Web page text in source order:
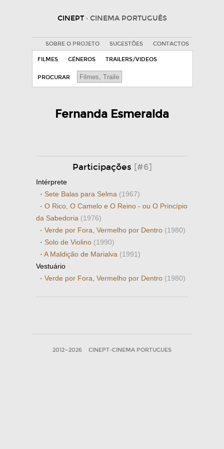
CINEPT · CINEMA PORTUGUÊS
SOBRE O PROJETO SUGESTÕES CONTACTOS
FILMES GÉNEROS TRAILERS/VIDEOS
PROCURAR
Fernanda Esmeralda
Participações [#6]
Intérprete
· Sete Balas para Selma (1967)
· O Rico, O Camelo e O Reino - ou O Princípio
da Sabedoria (1976)
· Verde por Fora, Vermelho por Dentro (1980)
· Solo de Violino (1990)
· A Maldição de Marialva (1991)
Vestuário
· Verde por Fora, Vermelho por Dentro (1980)
2012—2026 CINEPT-CINEMA PORTUGUES